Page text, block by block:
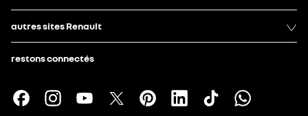
autres sites Renault
restons connectés